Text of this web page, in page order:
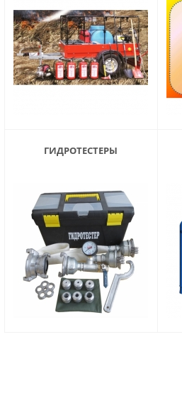
ГИДРОТЕСТЕРЫ